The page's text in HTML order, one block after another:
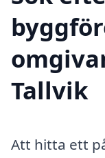
Tallvik
Att hitta ett